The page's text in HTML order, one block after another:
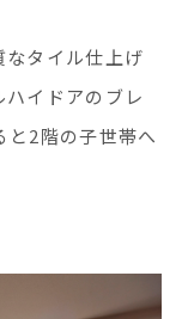
なタイル仕上げ
イドアのブレ
と2階の子世帯へ